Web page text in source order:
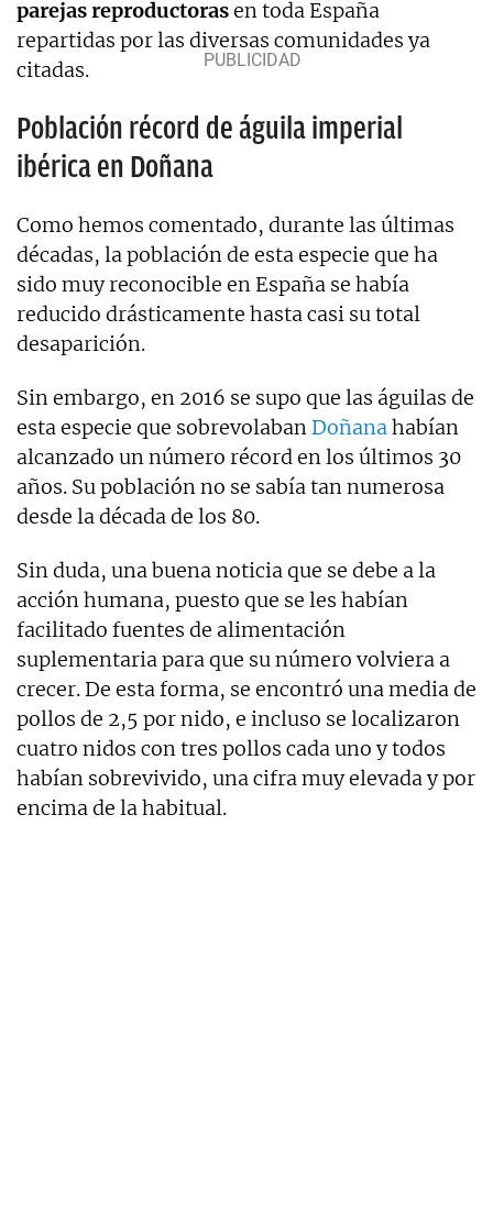
parejas reproductorasen toda España
repartidas por las diversas comunidades ya
citadas.
Población récord de águila imperial
ibérica en Doñana
Como hemos comentado, durante las últimas
décadas, la población de esta especie que ha
sido muy reconocible en España se había
reducido drásticamente hasta casi su total
desaparición.
Sin embargo, en 2016 se supo que las águilas de
esta especie que sobrevolaban Doñanahabían
alcanzado un número récord en los últimos 30
años. Su población no se sabía tan numerosa
desde la década de los 80.
Sin duda, una buena noticia que se debe a la
acción humana, puesto que se les habían
facilitado fuentes de alimentación
suplementaria para que su número volviera a
crecer. De esta forma, se encontró una media de
pollos de 2,5 por nido, e incluso se localizaron
cuatro nidos con tres pollos cada uno y todos
habían sobrevivido, una cifra muy elevada y por
encima de la habitual.